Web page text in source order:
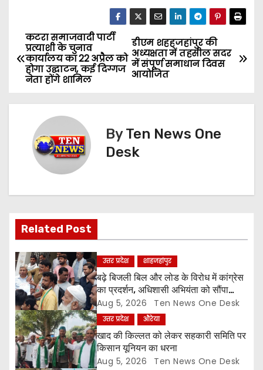
P
o
v
i
g
a
t
i
o
n
डीएम शहहजहांपुर की
अध्यक्षता में तहसील सदर
में संपूर्ण समाधान दिवस
आयोजित
कटरा समाजवादी पार्टी
प्रत्याशी के चुनाव
कार्यालय का 22 अप्रैल को
होगा उद्घाटन, कई दिग्गज
नेता होंगे शामिल
ByTen News One
Desk
Related Post
उत्तर प्रदेश शाहजहांपुर
बढ़े बिजली बिल और लोड के विरोध में कांग्रेस
का प्रदर्शन, अधिशासी अभियंता को सौंपा
ज्ञापन
Aug 5, 2026 Ten News One Desk
उत्तर प्रदेश औरेया
खाद की किल्लत को लेकर सहकारी समिति पर
किसान यूनियन का धरना
Aug 5, 2026 Ten News One Desk